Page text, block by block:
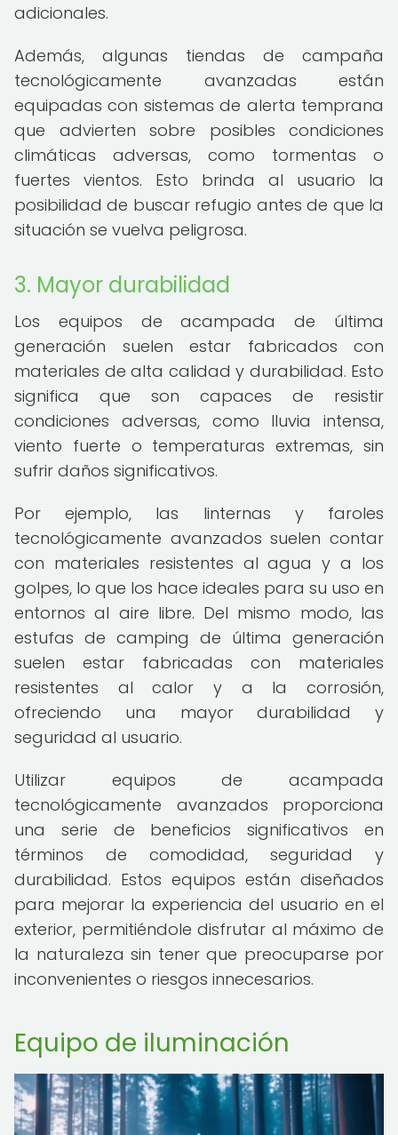
adicionales.
Además, algunas tiendas de campaña
tecnológicamente avanzadas están
equipadas con sistemas de alerta temprana
que advierten sobre posibles condiciones
climáticas adversas, como tormentas o
fuertes vientos. Esto brinda al usuario la
posibilidad de buscar refugio antes de que la
situación se vuelva peligrosa.
3. Mayor durabilidad
Los equipos de acampada de última
generación suelen estar fabricados con
materiales de alta calidad y durabilidad. Esto
significa que son capaces de resistir
condiciones adversas, como lluvia intensa,
viento fuerte o temperaturas extremas, sin
sufrir daños significativos.
Por ejemplo, las linternas y faroles
tecnológicamente avanzados suelen contar
con materiales resistentes al agua y a los
golpes, lo que los hace ideales para su uso en
entornos al aire libre. Del mismo modo, las
estufas de camping de última generación
suelen estar fabricadas con materiales
resistentes al calor y a la corrosión,
ofreciendo una mayor durabilidad y
seguridad al usuario.
Utilizar equipos de acampada
tecnológicamente avanzados proporciona
una serie de beneficios significativos en
términos de comodidad, seguridad y
durabilidad. Estos equipos están diseñados
para mejorar la experiencia del usuario en el
exterior, permitiéndole disfrutar al máximo de
la naturaleza sin tener que preocuparse por
inconvenientes o riesgos innecesarios.
Equipo de iluminación